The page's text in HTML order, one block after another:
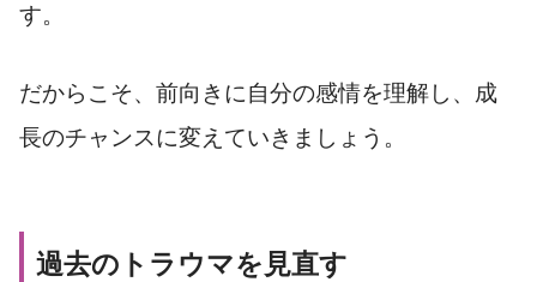
す。
だからこそ、前向きに自分の感情を理解し、成
長のチャンスに変えていきましょう。
過去のトラウマを見直す